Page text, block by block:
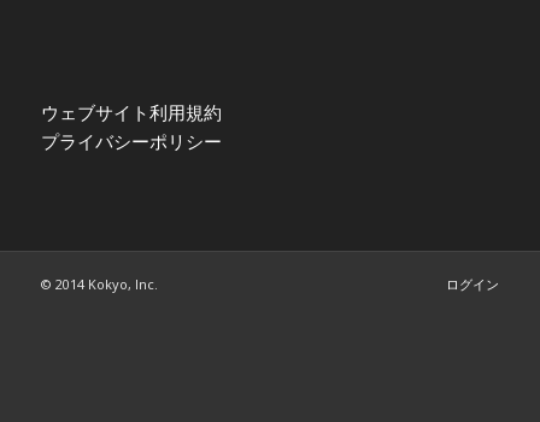
ウェブサイト利用規約
プライバシーポリシー
© 2014 Kokyo, Inc. ログイン